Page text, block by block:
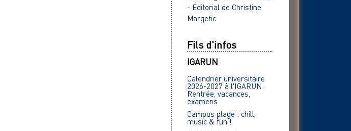
- Éditorial de Christine
Margetic
Fils d'infos
IGARUN
Calendrier universitaire
2026-2027 à l'IGARUN :
Rentrée, vacances,
examens
Campus plage : chill,
music & fun !